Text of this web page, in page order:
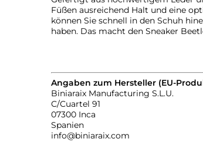
Füßen ausreichend Halt und eine
können Sie schnell in den Schuh
haben. Das macht den Sneaker
Angaben zum Hersteller (EU-
Biniaraix Manufacturing S.L.U.
C/Cuartel 91
07300 Inca
Spanien
info@biniaraix.com